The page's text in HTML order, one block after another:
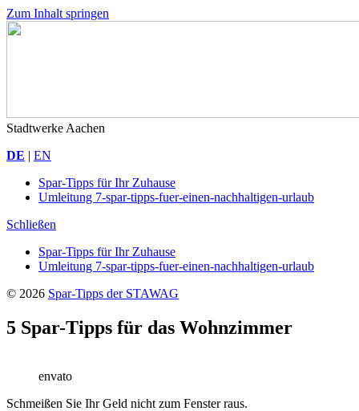
Zum Inhalt springen
Spar-
der
Stadtwerke Aachen
DE | EN
Spar-Tipps für Ihr Zuhause
Umleitung 7-spar-tipps-fuer-einen-nachhaltigen-urlaub
Schließen
Spar-Tipps für Ihr Zuhause
Umleitung 7-spar-tipps-fuer-einen-nachhaltigen-urlaub
© 2026 Spar-Tipps der STAWAG
5 Spar-Tipps für das Wohnzimmer
envato
Schmeißen Sie Ihr Geld nicht zum Fenster raus.